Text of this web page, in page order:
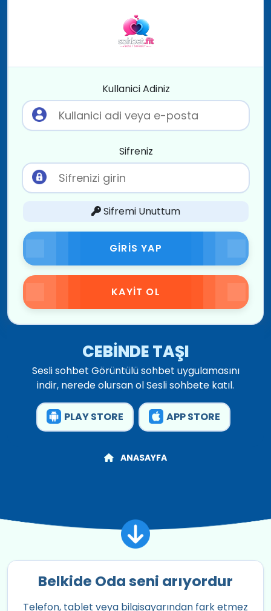
ANASAYFA
Kullanici Adiniz
Sifreniz
Sifremi Unuttum
GIRIS YAP
KAYIT OL
CEBİNDE TAŞI
Sesli sohbet Görüntülü sohbet uygulamasını
indir, nerede olursan ol Sesli sohbete katıl.
PLAY STORE APP STORE
Belkide Oda seni arıyordur
Telefon, tablet veya bilgisayarından fark etmez